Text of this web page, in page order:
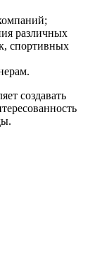
различных
спортивных
создавать